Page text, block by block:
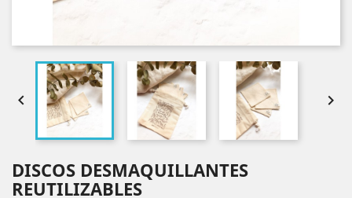
 
DISCOS DESMAQUILLANTES
REUTILIZABLES